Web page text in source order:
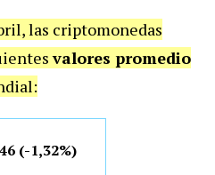
las criptomonedas
valores promedio
(-1,32%)